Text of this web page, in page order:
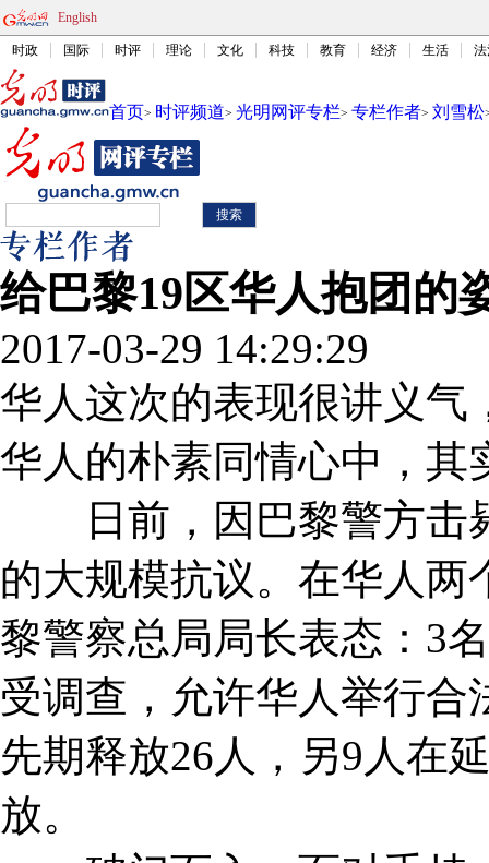
English
时政 国际 时评 理论 文化 科技 教育 经济 生活
首页> 时评频道> 光明网评专栏> 专栏作者> 刘雪松
给巴黎19区华人抱团的
2017-03-29 14:29:29
华人这次的表现很讲义气
华人的朴素同情心中，其
日前，因巴黎警方击
的大规模抗议。在华人
黎警察总局局长表态：3
受调查，允许华人举行合
先期释放26人，另9人在
放。